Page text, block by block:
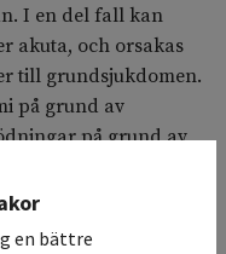
I en del fall kan
akuta, och orsakas
till grundsjukdomen.
på grund av
på grund av
en bättre